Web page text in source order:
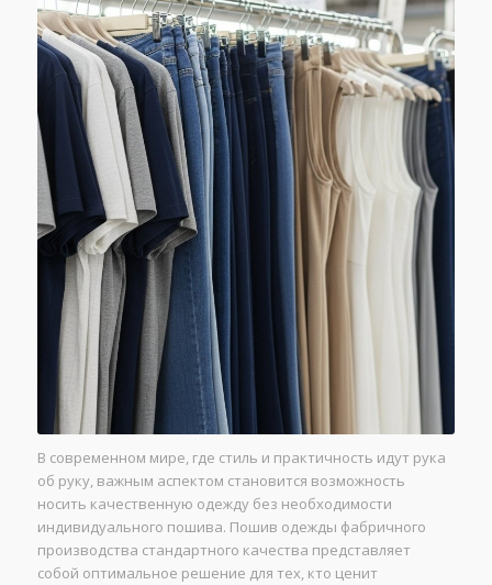
В современном мире, где стиль и практичность идут рука
об руку, важным аспектом становится возможность
носить качественную одежду без необходимости
индивидуального пошива. Пошив одежды фабричного
производства стандартного качества представляет
собой оптимальное решение для тех, кто ценит